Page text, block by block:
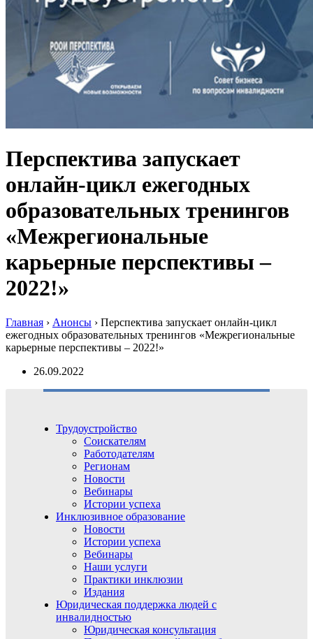
Перспектива запускает
онлайн-цикл ежегодных
образовательных тренингов
«Межрегиональные
карьерные перспективы –
2022!»
Главная › Анонсы › Перспектива запускает онлайн-цикл
ежегодных образовательных тренингов «Межрегиональные
карьерные перспективы – 2022!»
26.09.2022
Трудоустройство
Соискателям
Работодателям
Регионам
Новости
Вебинары
Истории успеха
Инклюзивное образование
Новости
Истории успеха
Вебинары
Наши услуги
Практики инклюзии
Издания
Юридическая поддержка людей с
инвалидностью
Юридическая консультация